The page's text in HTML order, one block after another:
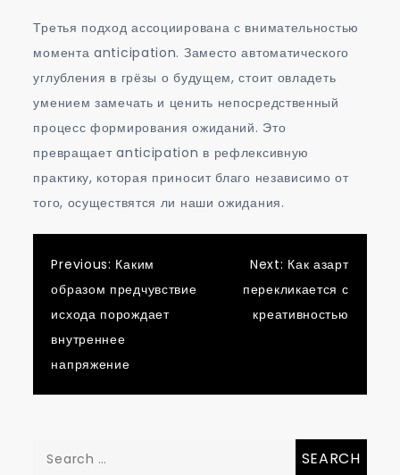
Третья подход ассоциирована с внимательностью
момента anticipation. Заместо автоматического
углубления в грёзы о будущем, стоит овладеть
умением замечать и ценить непосредственный
процесс формирования ожиданий. Это
превращает anticipation в рефлексивную
практику, которая приносит благо независимо от
того, осуществятся ли наши ожидания.
Post
navigation
Previous: Каким
образом предчувствие
исхода порождает
внутреннее
напряжение
Next: Как азарт
перекликается с
креативностью
Search